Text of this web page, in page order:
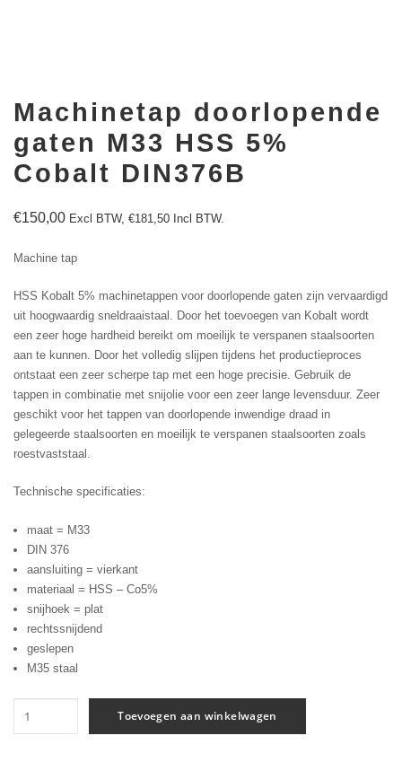
Machinetap doorlopende
gaten M33 HSS 5%
Cobalt DIN376B
€150,00 Excl BTW, €181,50 Incl BTW.
Machine tap
HSS Kobalt 5% machinetappen voor doorlopende gaten zijn vervaardigd
uit hoogwaardig sneldraaistaal. Door het toevoegen van Kobalt wordt
een zeer hoge hardheid bereikt om moeilijk te verspanen staalsoorten
aan te kunnen. Door het volledig slijpen tijdens het productieproces
ontstaat een zeer scherpe tap met een hoge precisie. Gebruik de
tappen in combinatie met snijolie voor een zeer lange levensduur. Zeer
geschikt voor het tappen van doorlopende inwendige draad in
gelegeerde staalsoorten en moeilijk te verspanen staalsoorten zoals
roestvaststaal.
Technische specificaties:
maat = M33
DIN 376
aansluiting = vierkant
materiaal = HSS – Co5%
snijhoek = plat
rechtssnijdend
geslepen
M35 staal
Toevoegen aan winkelwagen